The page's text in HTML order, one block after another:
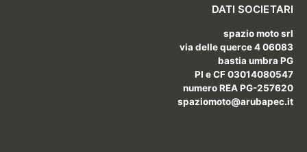
DATI SOCIETARI
spazio moto srl
via delle querce 4 06083
bastia umbra PG
PI e CF 03014080547
numero REA PG-257620
spaziomoto@arubapec.it